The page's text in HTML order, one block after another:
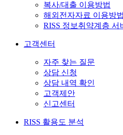
복사/대출 이용방법
해외전자자료 이용방법
RISS 정보취약계층 서
고객센터
자주 찾는 질문
상담 신청
상담 내역 확인
고객제안
신고센터
RISS 활용도 분석